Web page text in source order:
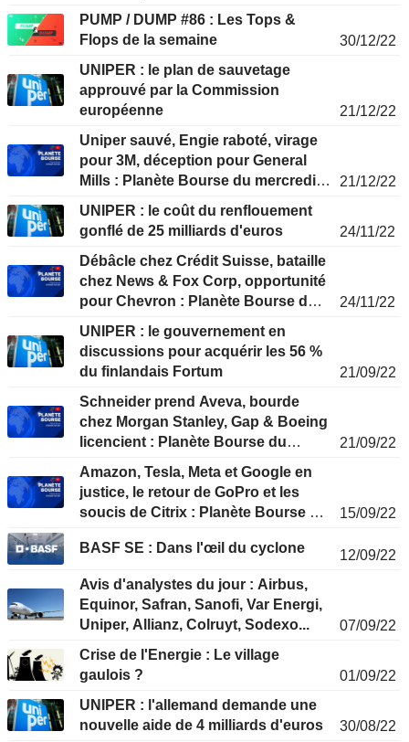
janvier
PUMP / DUMP #86 : Les Tops &
Flops de la semaine
30/12/22
UNIPER : le plan de sauvetage
approuvé par la Commission
européenne
21/12/22
Uniper sauvé, Engie raboté, virage
pour 3M, déception pour General
Mills : Planète Bourse du mercredi
21/12/22
UNIPER : le coût du renflouement
gonflé de 25 milliards d'euros
24/11/22
Débâcle chez Crédit Suisse, bataille
chez News & Fox Corp, opportunité
pour Chevron : Planète Bourse du
24/11/22
UNIPER : le gouvernement en
discussions pour acquérir les 56 %
du finlandais Fortum
21/09/22
Schneider prend Aveva, bourde
chez Morgan Stanley, Gap & Boeing
licencient : Planète Bourse du
21/09/22
Amazon, Tesla, Meta et Google en
justice, le retour de GoPro et les
soucis de Citrix : Planète Bourse du
15/09/22
BASF SE : Dans l'œil du cyclone
12/09/22
Avis d'analystes du jour : Airbus,
Equinor, Safran, Sanofi, Var Energi,
Uniper, Allianz, Colruyt, Sodexo...
07/09/22
Crise de l'Energie : Le village
gaulois ?
01/09/22
UNIPER : l'allemand demande une
nouvelle aide de 4 milliards d'euros
30/08/22